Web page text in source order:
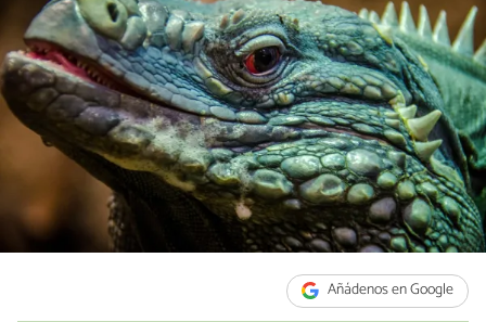
Añádenos en Google